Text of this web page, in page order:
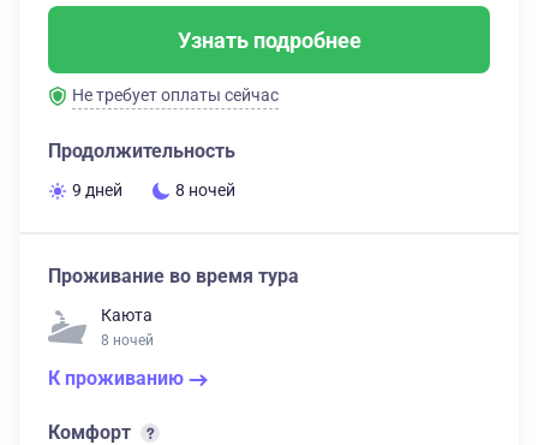
Узнать подробнее
Не требует оплаты сейчас
Продолжительность
9 дней 8 ночей
Проживание во время тура
Каюта
8 ночей
К проживанию
Комфорт